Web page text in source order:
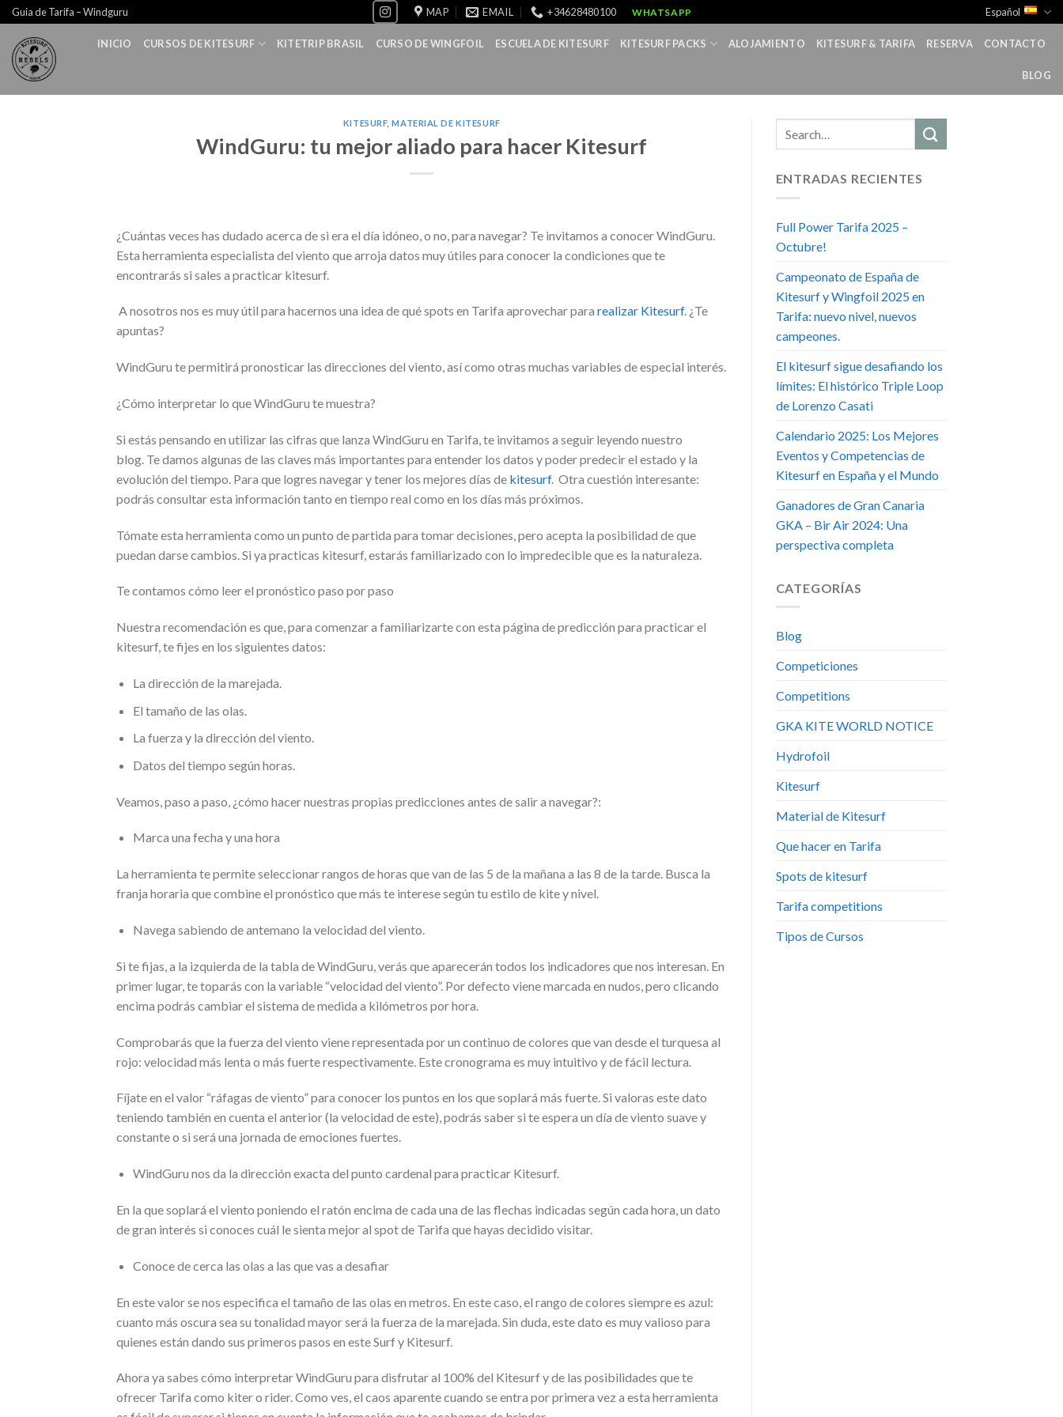
Skip
to
content
Guia de Tarifa – Windguru MAP EMAIL +34628480100 WHATSAPP Español
INICIO CURSOS DE KITESURF KITETRIP BRASIL CURSO DE WINGFOIL ESCUELA DE KITESURF KITESURF PACKS ALOJAMIENTO KITESURF & TARIFA RESERVA CONTACTO
BLOG
KITESURF,MATERIAL DE KITESURF
WindGuru: tu mejor aliado para hacer Kitesurf
¿Cuántas veces has dudado acerca de si era el día idóneo, o no, para navegar? Te invitamos a conocer WindGuru.
Esta herramienta especialista del viento que arroja datos muy útiles para conocer la condiciones que te
encontrarás si sales a practicar kitesurf.
A nosotros nos es muy útil para hacernos una idea de qué spots en Tarifa aprovechar para realizar Kitesurf. ¿Te
apuntas?
WindGuru te permitirá pronosticar las direcciones del viento, así como otras muchas variables de especial interés.
¿Cómo interpretar lo que WindGuru te muestra?
Si estás pensando en utilizar las cifras que lanza WindGuru en Tarifa, te invitamos a seguir leyendo nuestro
blog. Te damos algunas de las claves más importantes para entender los datos y poder predecir el estado y la
evolución del tiempo. Para que logres navegar y tener los mejores días de kitesurf. Otra cuestión interesante:
podrás consultar esta información tanto en tiempo real como en los días más próximos.
Tómate esta herramienta como un punto de partida para tomar decisiones, pero acepta la posibilidad de que
puedan darse cambios. Si ya practicas kitesurf, estarás familiarizado con lo impredecible que es la naturaleza.
Te contamos cómo leer el pronóstico paso por paso
Nuestra recomendación es que, para comenzar a familiarizarte con esta página de predicción para practicar el
kitesurf, te fijes en los siguientes datos:
La dirección de la marejada.
El tamaño de las olas.
La fuerza y la dirección del viento.
Datos del tiempo según horas.
Veamos, paso a paso, ¿cómo hacer nuestras propias predicciones antes de salir a navegar?:
Marca una fecha y una hora
La herramienta te permite seleccionar rangos de horas que van de las 5 de la mañana a las 8 de la tarde. Busca la
franja horaria que combine el pronóstico que más te interese según tu estilo de kite y nivel.
Navega sabiendo de antemano la velocidad del viento.
Si te fijas, a la izquierda de la tabla de WindGuru, verás que aparecerán todos los indicadores que nos interesan. En
primer lugar, te toparás con la variable “velocidad del viento”. Por defecto viene marcada en nudos, pero clicando
encima podrás cambiar el sistema de medida a kilómetros por hora.
Comprobarás que la fuerza del viento viene representada por un continuo de colores que van desde el turquesa al
rojo: velocidad más lenta o más fuerte respectivamente. Este cronograma es muy intuitivo y de fácil lectura.
Fíjate en el valor “ráfagas de viento” para conocer los puntos en los que soplará más fuerte. Si valoras este dato
teniendo también en cuenta el anterior (la velocidad de este), podrás saber si te espera un día de viento suave y
constante o si será una jornada de emociones fuertes.
WindGuru nos da la dirección exacta del punto cardenal para practicar Kitesurf.
En la que soplará el viento poniendo el ratón encima de cada una de las flechas indicadas según cada hora, un dato
de gran interés si conoces cuál le sienta mejor al spot de Tarifa que hayas decidido visitar.
Conoce de cerca las olas a las que vas a desafiar
En este valor se nos especifica el tamaño de las olas en metros. En este caso, el rango de colores siempre es azul:
cuanto más oscura sea su tonalidad mayor será la fuerza de la marejada. Sin duda, este dato es muy valioso para
quienes están dando sus primeros pasos en este Surf y Kitesurf.
Ahora ya sabes cómo interpretar WindGuru para disfrutar al 100% del Kitesurf y de las posibilidades que te
ofrecer Tarifa como kiter o rider. Como ves, el caos aparente cuando se entra por primera vez a esta herramienta
ENTRADAS RECIENTES
Full Power Tarifa 2025 –
Octubre!
Campeonato de España de
Kitesurf y Wingfoil 2025 en
Tarifa: nuevo nivel, nuevos
campeones.
El kitesurf sigue desafiando los
límites: El histórico Triple Loop
de Lorenzo Casati
Calendario 2025: Los Mejores
Eventos y Competencias de
Kitesurf en España y el Mundo
Ganadores de Gran Canaria
GKA – Bir Air 2024: Una
perspectiva completa
CATEGORÍAS
Blog
Competiciones
Competitions
GKA KITE WORLD NOTICE
Hydrofoil
Kitesurf
Material de Kitesurf
Que hacer en Tarifa
Spots de kitesurf
Tarifa competitions
Tipos de Cursos